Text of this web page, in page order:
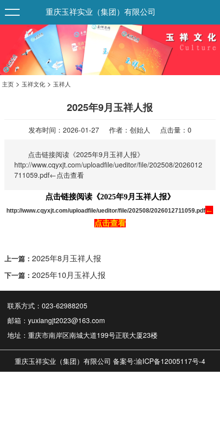
重庆玉祥实业（集团）有限公司
主页 > 玉祥文化 > 玉祥人
2025年9月玉祥人报
发布时间：2026-01-27 作者：创始人 点击量： 0
点击链接阅读《2025年9月玉祥人报》
http://www.cqyxjt.com/uploadfile/ueditor/file/202508/2026012
711059.pdf←点击查看
点击链接阅读《2025年9月玉祥人报》
http://www.cqyxjt.com/uploadfile/ueditor/file/202508/2026012711059.pdf ←
点击查看
上一篇： 2025年8月玉祥人报
下一篇： 2025年10月玉祥人报
联系方式：023-62988205
邮箱：yuxiangjt2023@163.com
地址：重庆市南岸区南城大道199号正联大厦23楼
重庆玉祥实业（集团）有限公司 备案号:渝ICP备12005117号-4